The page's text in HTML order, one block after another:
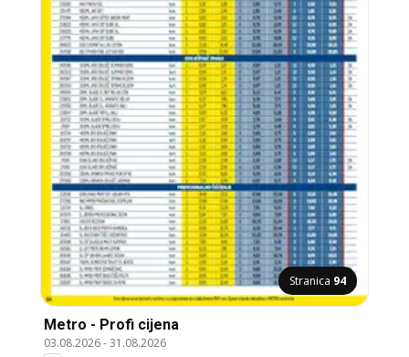
Stranica 94
Metro - Profi cijena
03.08.2026-31.08.2026